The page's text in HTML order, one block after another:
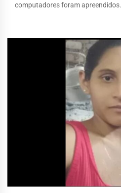
computadores foram apreendidos.